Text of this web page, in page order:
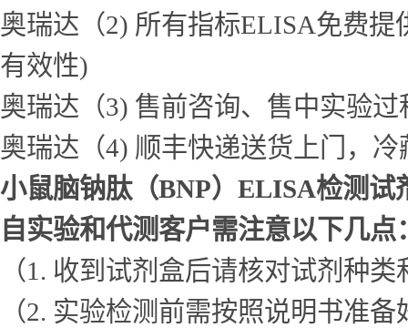
奥瑞达（2) 所有指标ELISA免费
有效性)
奥瑞达（3) 售前咨询、售中实验
奥瑞达（4) 顺丰快递送货上门，
小鼠脑钠肽（BNP）ELISA检测试
自实验和代测客户需注意以下几点
（1. 收到试剂盒后请核对试剂种
（2. 实验检测前需按照说明书准